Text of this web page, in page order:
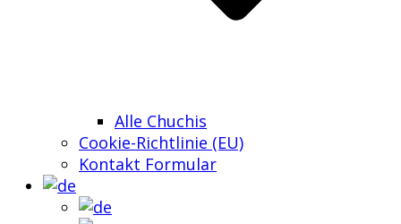
Alle Chuchis
Cookie-Richtlinie (EU)
Kontakt Formular